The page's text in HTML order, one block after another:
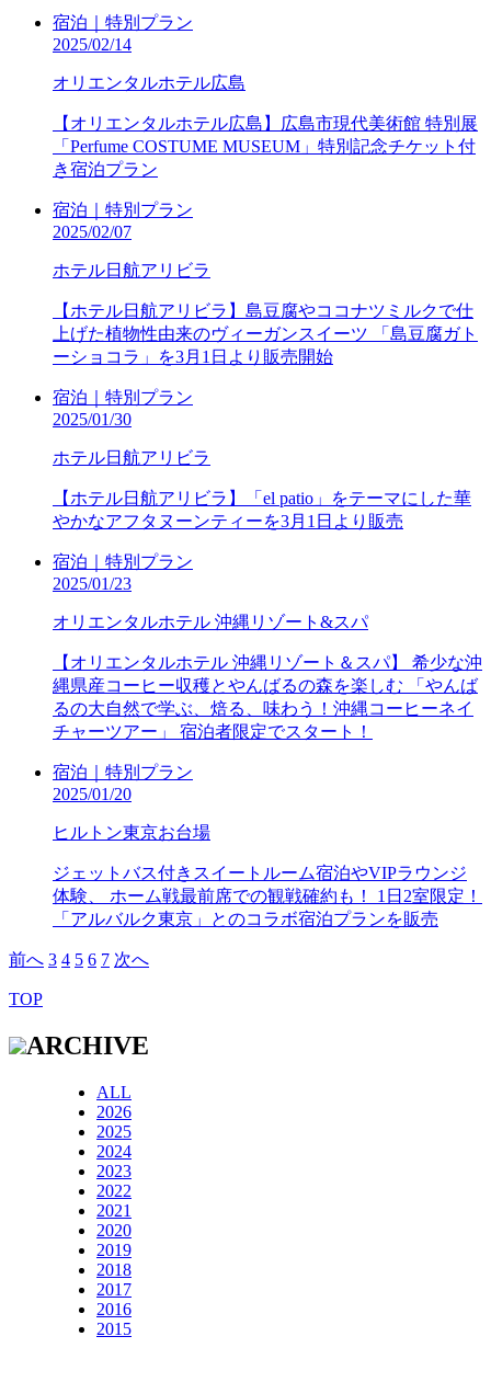
宿泊｜特別プラン
2025/02/14
オリエンタルホテル広島
【オリエンタルホテル広島】広島市現代美術館 特別展
「Perfume COSTUME MUSEUM」特別記念チケット付
き宿泊プラン
宿泊｜特別プラン
2025/02/07
ホテル日航アリビラ
【ホテル日航アリビラ】島豆腐やココナツミルクで仕
上げた植物性由来のヴィーガンスイーツ 「島豆腐ガト
ーショコラ」を3月1日より販売開始
宿泊｜特別プラン
2025/01/30
ホテル日航アリビラ
【ホテル日航アリビラ】「el patio」をテーマにした華
やかなアフタヌーンティーを3月1日より販売
宿泊｜特別プラン
2025/01/23
オリエンタルホテル 沖縄リゾート&スパ
【オリエンタルホテル 沖縄リゾート＆スパ】 希少な沖
縄県産コーヒー収穫とやんばるの森を楽しむ 「やんば
るの大自然で学ぶ、焙る、味わう！沖縄コーヒーネイ
チャーツアー」 宿泊者限定でスタート！
宿泊｜特別プラン
2025/01/20
ヒルトン東京お台場
ジェットバス付きスイートルーム宿泊やVIPラウンジ
体験、 ホーム戦最前席での観戦確約も！ 1日2室限定！
「アルバルク東京」とのコラボ宿泊プランを販売
前へ 3 4 5 6 7 次へ
TOP
ARCHIVE
ALL
2026
2025
2024
2023
2022
2021
2020
2019
2018
2017
2016
2015